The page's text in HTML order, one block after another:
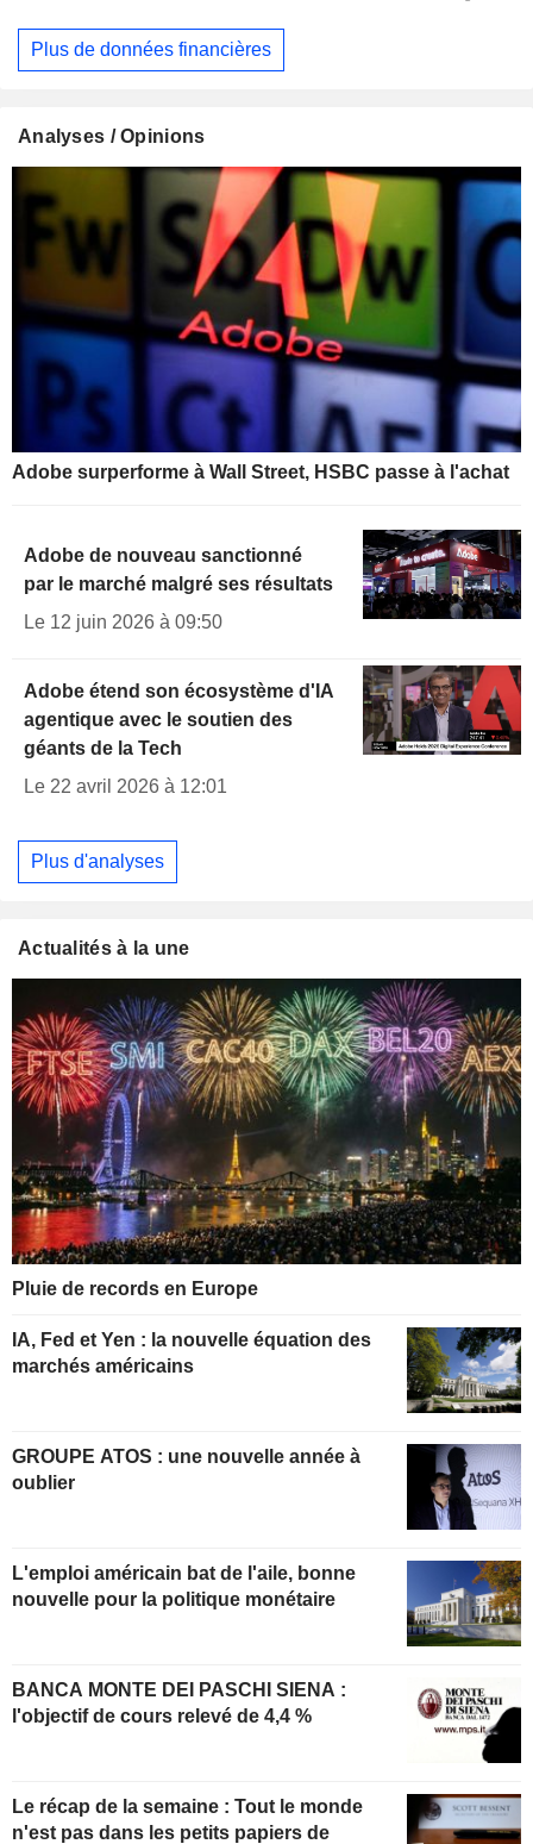
Plus de données financières
Analyses / Opinions
Adobe surperforme à Wall Street, HSBC passe à l'achat
Adobe de nouveau sanctionné
par le marché malgré ses résultats
Le 12 juin 2026 à 09:50
Adobe étend son écosystème d'IA
agentique avec le soutien des
géants de la Tech
Le 22 avril 2026 à 12:01
Plus d'analyses
Actualités à la une
Pluie de records en Europe
IA, Fed et Yen : la nouvelle équation des
marchés américains
GROUPE ATOS : une nouvelle année à
oublier
L'emploi américain bat de l'aile, bonne
nouvelle pour la politique monétaire
BANCA MONTE DEI PASCHI SIENA :
l'objectif de cours relevé de 4,4 %
Le récap de la semaine : Tout le monde
n'est pas dans les petits papiers de